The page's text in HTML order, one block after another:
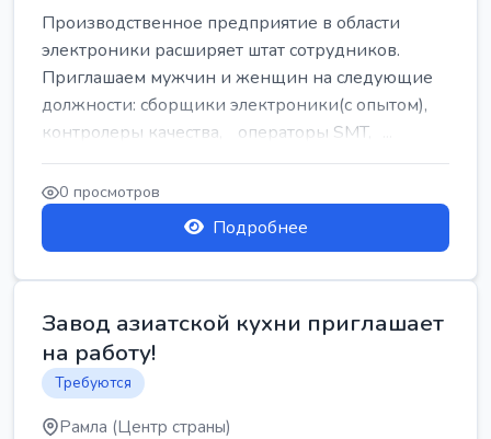
Производственное предприятие в области
электроники расширяет штат сотрудников.
Приглашаем мужчин и женщин на следующие
должности: сборщики электроники(с опытом),
контролеры качества, операторы SMT, ...
0 просмотров
Подробнее
Завод азиатской кухни приглашает
на работу!
Требуются
Рамла (Центр страны)